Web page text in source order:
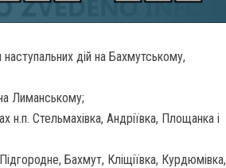
дій на Бахмутському,
Лиманському;
н.п. Стельмахівка, Андріївка, Площанка і
Бахмут, Кліщіївка, Курдюмівка,